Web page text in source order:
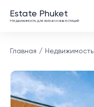
Estate Phuket
Недвижимость для жизни и инвестиций
Главная Недвижимость